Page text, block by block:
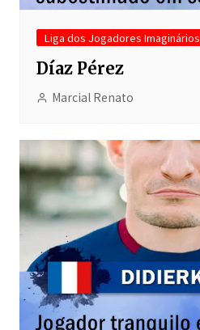
Liga dos Jogadores Imaginários
Díaz Pérez
Marcial Renato